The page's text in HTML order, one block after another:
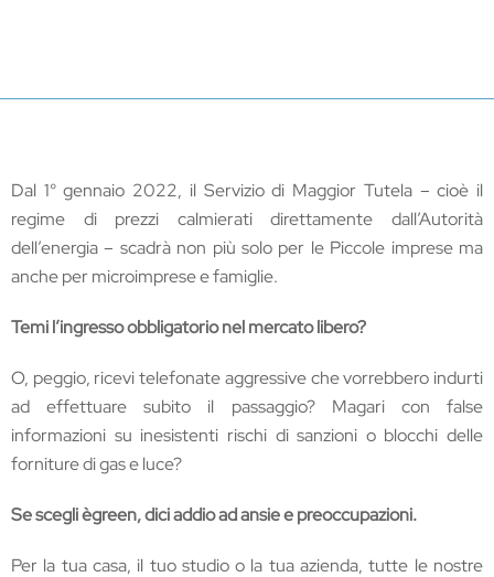
Dal 1° gennaio 2022, il Servizio di Maggior Tutela – cioè il
regime di prezzi calmierati direttamente dall’Autorità
dell’energia – scadrà non più solo per le Piccole imprese ma
anche per microimprese e famiglie.
Temi l’ingresso obbligatorio nel mercato libero?
O, peggio, ricevi telefonate aggressive che vorrebbero indurti
ad effettuare subito il passaggio? Magari con false
informazioni su inesistenti rischi di sanzioni o blocchi delle
forniture di gas e luce?
Se scegli ègreen, dici addio ad ansie e preoccupazioni.
Per la tua casa, il tuo studio o la tua azienda, tutte le nostre